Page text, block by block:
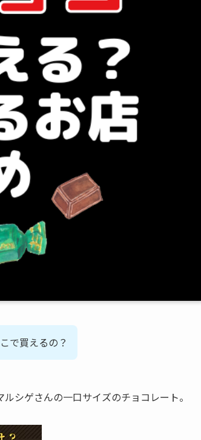
で買えるの？
シゲさんの一口サイズのチョコレート。